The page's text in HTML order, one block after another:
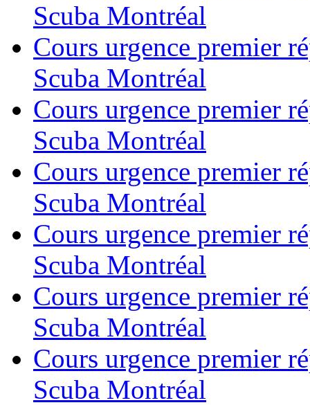
Scuba Montréal
Cours urgence premier
Scuba Montréal
Cours urgence premier
Scuba Montréal
Cours urgence premier
Scuba Montréal
Cours urgence premier
Scuba Montréal
Cours urgence premier
Scuba Montréal
Cours urgence premier
Scuba Montréal